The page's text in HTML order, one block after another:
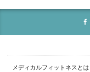
メディカルフィットネスと